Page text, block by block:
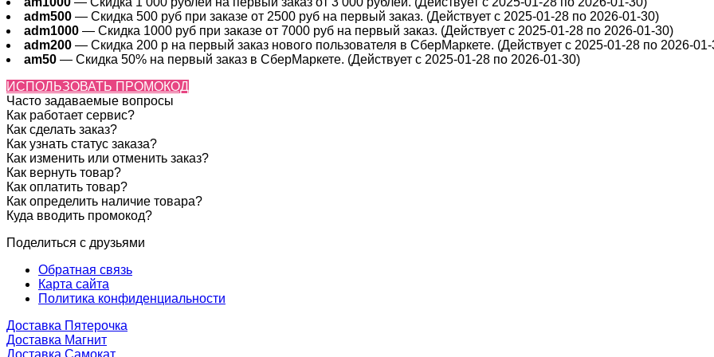
adm500 — Скидка 500 руб при заказе от 2500 руб на первый заказ. (Действует с 2025-01-28 по 2026-01-30)
adm1000 — Скидка 1000 руб при заказе от 7000 руб на первый заказ. (Действует с 2025-01-28 по 2026-01-30)
adm200 — Cкидка 200 р на первый заказ нового пользователя в СберМаркете. (Действует с 2025-01-28 по 2026-
am50 — Скидка 50% на первый заказ в СберМаркете. (Действует с 2025-01-28 по 2026-01-30)
ИСПОЛЬЗОВАТЬ ПРОМОКОД
Часто задаваемые вопросы
Как работает сервис?
Как сделать заказ?
Как узнать статус заказа?
Как изменить или отменить заказ?
Как вернуть товар?
Как оплатить товар?
Как определить наличие товара?
Куда вводить промокод?
Поделиться с друзьями
Обратная связь
Карта сайта
Политика конфиденциальности
Доставка Пятерочка
Доставка Магнит
Доставка Самокат